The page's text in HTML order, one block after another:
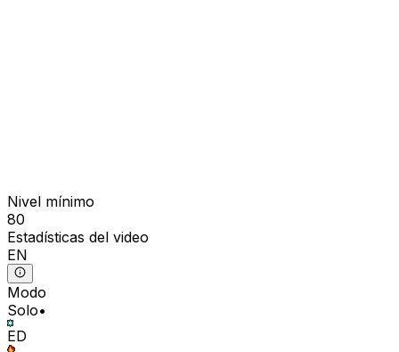
Nivel mínimo
80
Estadísticas del video
EN
Modo
Solo•
ED